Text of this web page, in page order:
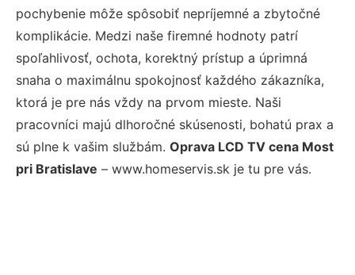
pochybenie môže spôsobiť nepríjemné a zbytočné
komplikácie. Medzi naše firemné hodnoty patrí
spoľahlivosť, ochota, korektný prístup a úprimná
snaha o maximálnu spokojnosť každého zákazníka,
ktorá je pre nás vždy na prvom mieste. Naši
pracovníci majú dlhoročné skúsenosti, bohatú prax a
sú plne k vašim službám. Oprava LCD TV cena Most
pri Bratislave – www.homeservis.sk je tu pre vás.